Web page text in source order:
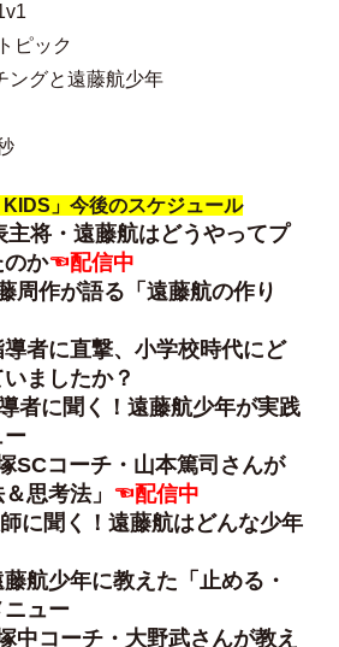
ピック
ングと遠藤航少年
KIDS」今後のスケジュール
主将・遠藤航はどうやってプ
のか☜配信中
周作が語る「遠藤航の作り
に直撃、小学校時代にど
ましたか？
者に聞く！遠藤航少年が実践
ー
SCコーチ・山本篤司さんが
思考法」 ☜配信中
に聞く！遠藤航はどんな少年
航少年に教えた「止める・
ュー
中コーチ・大野武さんが教え